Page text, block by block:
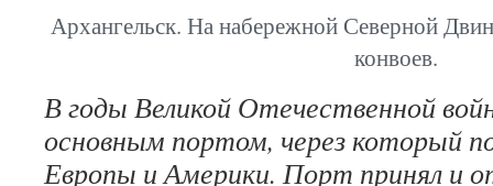
Архангельск. На набережной Северной
конвоев.
В годы Великой Отечественной
основным портом, через который
Европы и Америки. Порт принял и